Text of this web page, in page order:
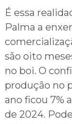
É essa
Palma a
são oito
no boi. O
produção no
ano ficou 7%
de 2024.